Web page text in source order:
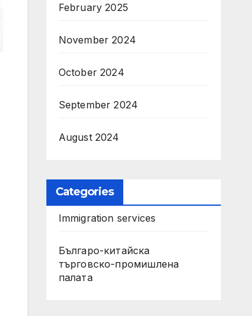
February 2025
November 2024
October 2024
September 2024
August 2024
Categories
Immigration services
Българо-китайска
търговско-промишлена
палата